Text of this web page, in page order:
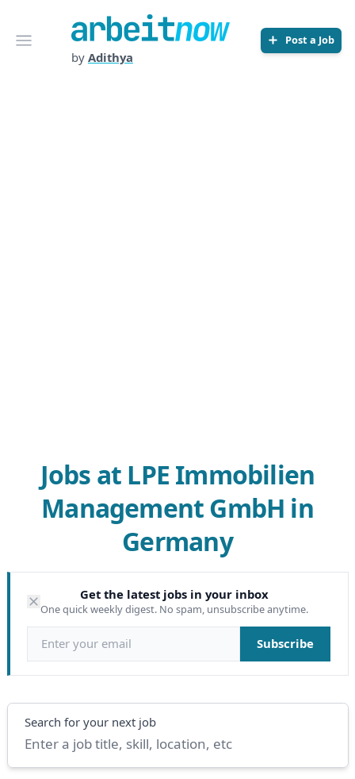
Open menu
Arbeitnow
by Adithya
Post a Job
Jobs at LPE Immobilien
Management GmbH in
Germany
Get the latest jobs in your inbox
One quick weekly digest. No spam, unsubscribe anytime.
Email address Subscribe
Search
Search for your next job